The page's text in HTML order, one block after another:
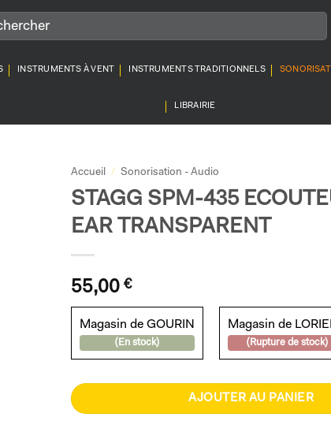
INSTRUMENTS À VENT INSTRUMENTS TRADITIONNELS
LIBRAIRIE
Accueil / Sonorisation - Audio
STAGG SPM-435
EAR TRANSPARENT
55,00 €
Magasin de GOURIN
(En stock)
Magasin de
(Rupture de stock)
AJOUTER AU PANIER